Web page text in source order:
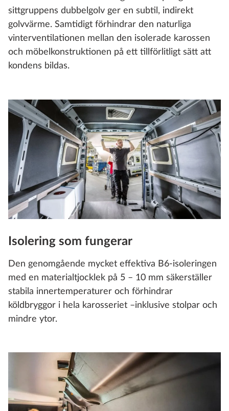
sittgruppens dubbelgolv ger en subtil, indirekt
golvvärme. Samtidigt förhindrar den naturliga
vinterventilationen mellan den isolerade karossen
och möbelkonstruktionen på ett tillförlitligt sätt att
kondens bildas.
Isolering som fungerar
Den genomgående mycket effektiva B6-isoleringen
med en materialtjocklek på 5 – 10 mm säkerställer
stabila innertemperaturer och förhindrar
köldbryggor i hela karosseriet –inklusive stolpar och
mindre ytor.